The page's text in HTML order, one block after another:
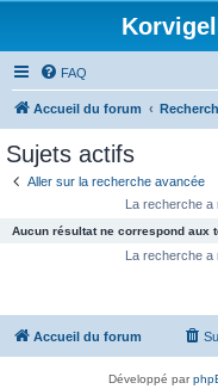
FAQ
Accueil du forum
Sujets actifs
Aller sur la recherche avancée
La recherche a
Aucun résultat ne correspond aux
La recherche a
Accueil du forum
Développé par